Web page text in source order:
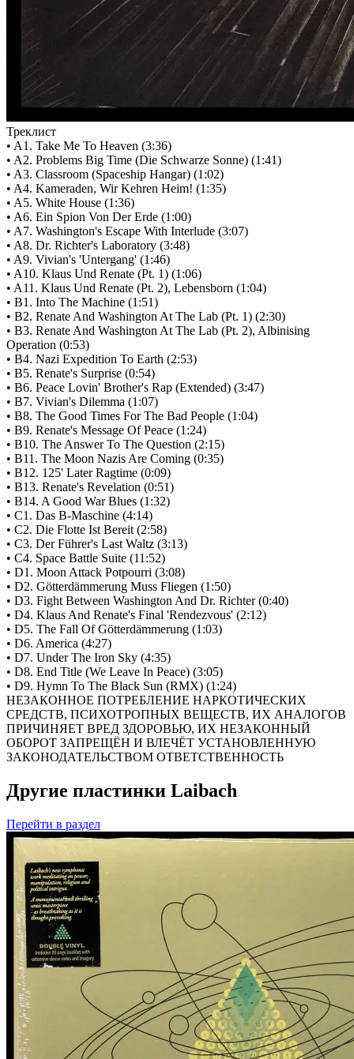
Треклист
• A1. Take Me To Heaven (3:36)
• A2. Problems Big Time (Die Schwarze Sonne) (1:41)
• A3. Classroom (Spaceship Hangar) (1:02)
• A4. Kameraden, Wir Kehren Heim! (1:35)
• A5. White House (1:36)
• A6. Ein Spion Von Der Erde (1:00)
• A7. Washington's Escape With Interlude (3:07)
• A8. Dr. Richter's Laboratory (3:48)
• A9. Vivian's 'Untergang' (1:46)
• A10. Klaus Und Renate (Pt. 1) (1:06)
• A11. Klaus Und Renate (Pt. 2), Lebensborn (1:04)
• B1. Into The Machine (1:51)
• B2. Renate And Washington At The Lab (Pt. 1) (2:30)
• B3. Renate And Washington At The Lab (Pt. 2), Albinising
Operation (0:53)
• B4. Nazi Expedition To Earth (2:53)
• B5. Renate's Surprise (0:54)
• B6. Peace Lovin' Brother's Rap (Extended) (3:47)
• B7. Vivian's Dilemma (1:07)
• B8. The Good Times For The Bad People (1:04)
• B9. Renate's Message Of Peace (1:24)
• B10. The Answer To The Question (2:15)
• B11. The Moon Nazis Are Coming (0:35)
• B12. 125' Later Ragtime (0:09)
• B13. Renate's Revelation (0:51)
• B14. A Good War Blues (1:32)
• C1. Das B-Maschine (4:14)
• C2. Die Flotte Ist Bereit (2:58)
• C3. Der Führer's Last Waltz (3:13)
• C4. Space Battle Suite (11:52)
• D1. Moon Attack Potpourri (3:08)
• D2. Götterdämmerung Muss Fliegen (1:50)
• D3. Fight Between Washington And Dr. Richter (0:40)
• D4. Klaus And Renate's Final 'Rendezvous' (2:12)
• D5. The Fall Of Götterdämmerung (1:03)
• D6. America (4:27)
• D7. Under The Iron Sky (4:35)
• D8. End Title (We Leave In Peace) (3:05)
• D9. Hymn To The Black Sun (RMX) (1:24)
НЕЗАКОННОЕ ПОТРЕБЛЕНИЕ НАРКОТИЧЕСКИХ
СРЕДСТВ, ПСИХОТРОПНЫХ ВЕЩЕСТВ, ИХ АНАЛОГОВ
ПРИЧИНЯЕТ ВРЕД ЗДОРОВЬЮ, ИХ НЕЗАКОННЫЙ
ОБОРОТ ЗАПРЕЩЁН И ВЛЕЧЁТ УСТАНОВЛЕННУЮ
ЗАКОНОДАТЕЛЬСТВОМ ОТВЕТСТВЕННОСТЬ
Другие пластинки Laibach
Перейти в раздел